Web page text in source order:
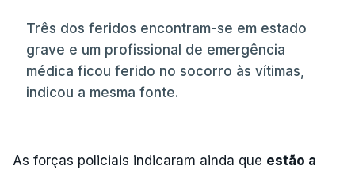
Três dos feridos encontram-se em estado
grave e um profissional de emergência
médica ficou ferido no socorro às vítimas,
indicou a mesma fonte.
As forças policiais indicaram ainda que estão a